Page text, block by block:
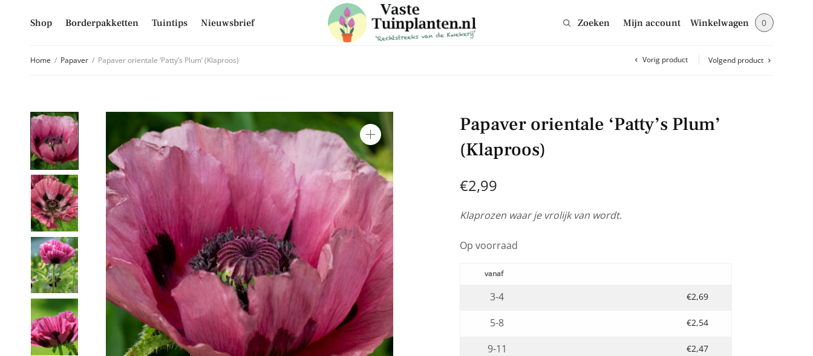
Shop Borderpakketten Tuintips Nieuwsbrief Zoeken Mijn account Winkelwagen 0
Home / Papaver / Papaver orientale ‘Patty’s Plum’ (Klaproos) Vorig product Volgend product
Papaver orientale ‘Patty’s Plum’
(Klaproos)
€2,99
Klaprozen waar je vrolijk van wordt.
Op voorraad
3-4 €2,69
5-8 €2,54
9-11 €2,47
Mis niet langer de laatste trends, ontvang handige tuin en planten tips & weetjes en blijf op de
hoogte van alle aanbiedingen in onze webshop
E-mailadres
Inschrijven